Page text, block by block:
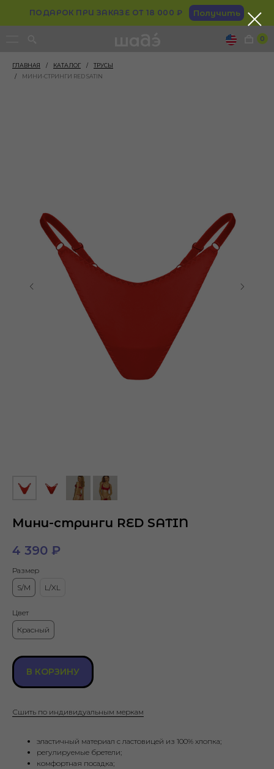
ПОДАРОК ПРИ ЗАКАЗЕ ОТ 18 000 ₽ Получить
0
ГЛАВНАЯ КАТАЛОГ
/ /
ТРУСЫ
МИНИ-СТРИНГИ RED SATIN
/
Мини-стринги RED SATIN
4 390 ₽
Размер
S/M
L/XL
Цвет
Красный
В КОРЗИНУ
Сшить по индивидуальным меркам
эластичный материал с ластовицей из 100% хлопка;
регулируемые бретели;
комфортная посадка;